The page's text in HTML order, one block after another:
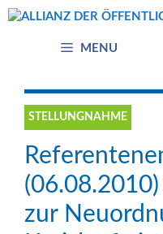
Zum
MENU
STELLUNGNAHME
zur